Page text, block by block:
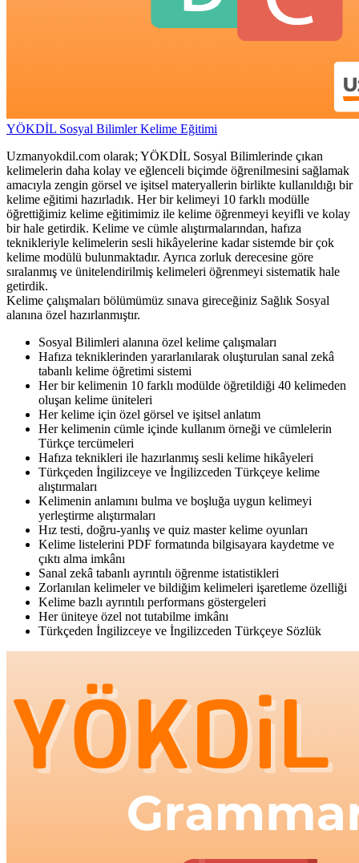
YÖKDİL Sosyal Bilimler Kelime Eğitimi
Uzmanyokdil.com olarak; YÖKDİL Sosyal Bilimlerinde çıkan
kelimelerin daha kolay ve eğlenceli biçimde öğrenilmesini sağlamak
amacıyla zengin görsel ve işitsel materyallerin birlikte kullanıldığı bir
kelime eğitimi hazırladık. Her bir kelimeyi 10 farklı modülle
öğrettiğimiz kelime eğitimimiz ile kelime öğrenmeyi keyifli ve kolay
bir hale getirdik. Kelime ve cümle alıştırmalarından, hafıza
teknikleriyle kelimelerin sesli hikâyelerine kadar sistemde bir çok
kelime modülü bulunmaktadır. Ayrıca zorluk derecesine göre
sıralanmış ve ünitelendirilmiş kelimeleri öğrenmeyi sistematik hale
getirdik.
Kelime çalışmaları bölümümüz sınava gireceğiniz Sağlık Sosyal
alanına özel hazırlanmıştır.
Sosyal Bilimleri alanına özel kelime çalışmaları
Hafıza tekniklerinden yararlanılarak oluşturulan sanal zekâ
tabanlı kelime öğretimi sistemi
Her bir kelimenin 10 farklı modülde öğretildiği 40 kelimeden
oluşan kelime üniteleri
Her kelime için özel görsel ve işitsel anlatım
Her kelimenin cümle içinde kullanım örneği ve cümlelerin
Türkçe tercümeleri
Hafıza teknikleri ile hazırlanmış sesli kelime hikâyeleri
Türkçeden İngilizceye ve İngilizceden Türkçeye kelime
alıştırmaları
Kelimenin anlamını bulma ve boşluğa uygun kelimeyi
yerleştirme alıştırmaları
Hız testi, doğru-yanlış ve quiz master kelime oyunları
Kelime listelerini PDF formatında bilgisayara kaydetme ve
çıktı alma imkânı
Sanal zekâ tabanlı ayrıntılı öğrenme istatistikleri
Zorlanılan kelimeler ve bildiğim kelimeleri işaretleme özelliği
Kelime bazlı ayrıntılı performans göstergeleri
Her üniteye özel not tutabilme imkânı
Türkçeden İngilizceye ve İngilizceden Türkçeye Sözlük